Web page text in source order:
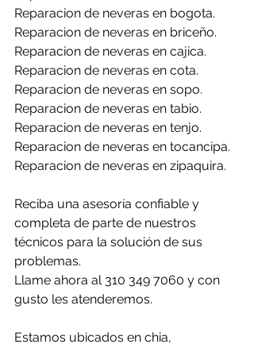
Reparacion de neveras en bogota.
Reparacion de neveras en briceño.
Reparacion de neveras en cajica.
Reparacion de neveras en cota.
Reparacion de neveras en sopo.
Reparacion de neveras en tabio.
Reparacion de neveras en tenjo.
Reparacion de neveras en tocancipa.
Reparacion de neveras en zipaquira.
Reciba una asesoría confiable y
completa de parte de nuestros
técnicos para la solución de sus
problemas.
Llame ahora al 310 349 7060 y con
gusto les atenderemos.
Estamos ubicados en chia,